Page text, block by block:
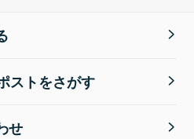
ストをさがす
せ